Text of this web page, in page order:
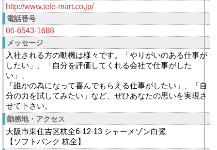
http://www.tele-mart.co.jp/
電話番号
06-6543-1688
メッセージ
入社される方の動機は様々です。「やりがいのある仕事が
したい」、「自分を評価してくれる会社で仕事がした
い」、
「誰かの為になって喜んでもらえる仕事がしたい」、「自
分の力を試してみたい」など、ぜひあなたの思いを実現さ
せて下さい。
勤務地・アクセス
大阪市東住吉区杭全6-12-13 シャーメゾン白鷺
【ソフトバンク 杭全】